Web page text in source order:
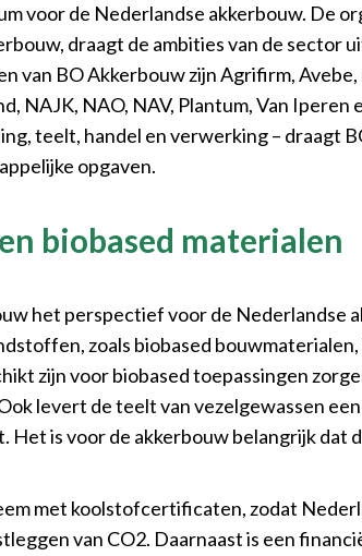
voor de Nederlandse akkerbouw. De
draagt de ambities van de sector
van BO Akkerbouw zijn Agrifirm, Avebe,
NAJK, NAO, NAV, Plantum, Van Iperen
teelt, handel en verwerking – draagt
opgaven.
biobased materialen
het perspectief voor de Nederlandse
zoals biobased bouwmaterialen,
zijn voor biobased toepassingen
levert de teelt van vezelgewassen
is voor de akkerbouw belangrijk dat
met koolstofcertificaten, zodat
van CO2. Daarnaast is een